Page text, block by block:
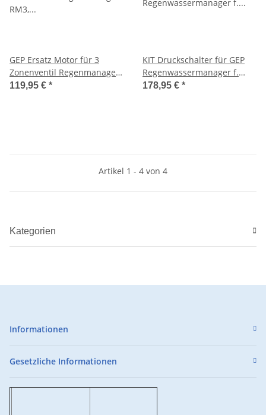
GEP Ersatz Motor für 3
Zonenventil Regenmanager
RM3, RM3 Plus, RM5, RM5
119,95 € *
KIT Druckschalter für GEP
Regenwassermanager f.
Monsun S, Regenmax S, Mc
178,95 € *
Artikel 1 - 4 von 4
Kategorien
Informationen
Gesetzliche Informationen